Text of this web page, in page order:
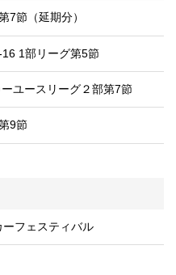
7節（延期分）
1部リーグ第5節
ユースリーグ２部第7節
9節
フェスティバル